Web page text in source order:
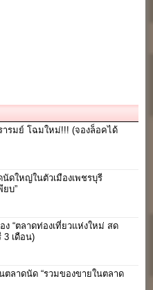
ารมย์ โฉมใหม่!!! (จองล็อคได้
นัดใหญ่ในตัวเมืองเพชรบุรี
ยบ”
ง “ตลาดท่องเที่ยวแห่งใหม่ สด
3 เดือน)
ลาดนัด “รวมของขายในตลาด